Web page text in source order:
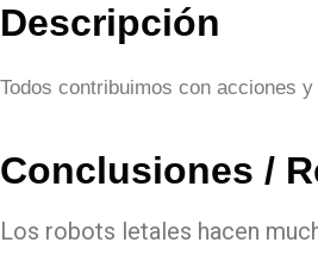
Descripción
Todos contribuimos con acciones
Conclusiones /
Los robots letales hacen